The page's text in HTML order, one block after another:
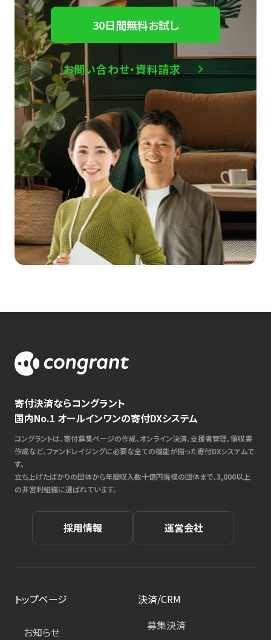
30日間無料お試し
お問い合わせ・資料請求
寄付決済ならコングラント
国内No.1 オールインワンの寄付DXシステム
コングラントは、寄付募集ページの作成、オンライン決済、支援者管理、領収書
作成など、ファンドレイジングに必要な全ての機能が揃った寄付DXシステムで
す。
立ち上げたばかりの団体から年間収入数十億円規模の団体まで、3,000以上
の非営利組織に選ばれています。
採用情報 運営会社
トップページ
お知らせ
決済/CRM
募集決済